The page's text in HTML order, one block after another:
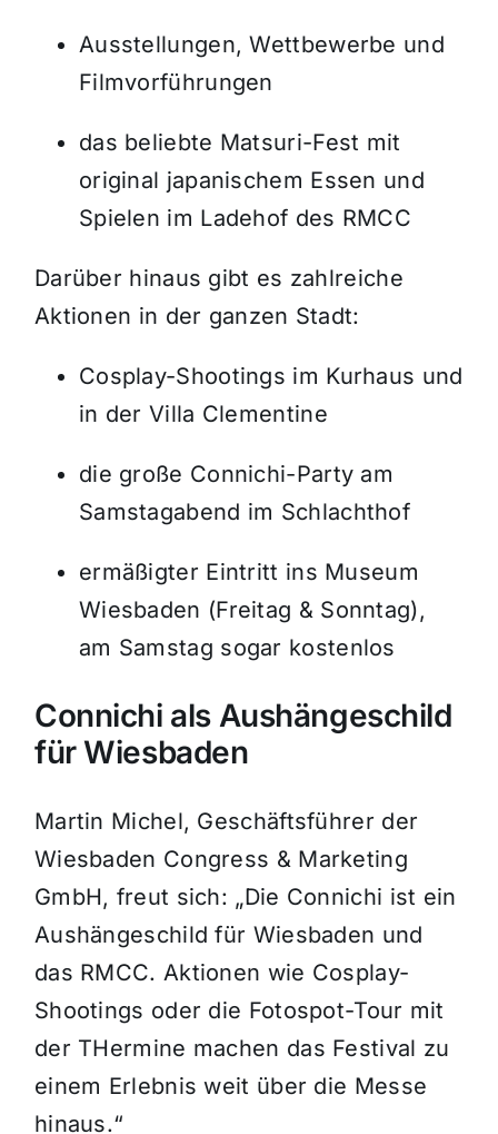
Ausstellungen, Wettbewerbe und
Filmvorführungen
das beliebte Matsuri-Fest mit
original japanischem Essen und
Spielen im Ladehof des RMCC
Darüber hinaus gibt es zahlreiche
Aktionen in der ganzen Stadt:
Cosplay-Shootings im Kurhaus und
in der Villa Clementine
die große Connichi-Party am
Samstagabend im Schlachthof
ermäßigter Eintritt ins Museum
Wiesbaden (Freitag & Sonntag),
am Samstag sogar kostenlos
Connichi als Aushängeschild
für Wiesbaden
Martin Michel, Geschäftsführer der
Wiesbaden Congress & Marketing
GmbH, freut sich: „Die Connichi ist ein
Aushängeschild für Wiesbaden und
das RMCC. Aktionen wie Cosplay-
Shootings oder die Fotospot-Tour mit
der THermine machen das Festival zu
einem Erlebnis weit über die Messe
hinaus.“